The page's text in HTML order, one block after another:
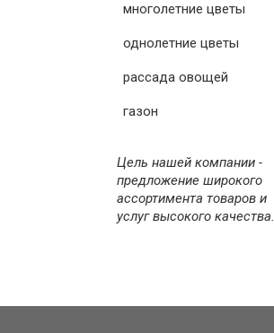
многолетние цветы
однолетние цветы
рассада овощей
газон
Цель нашей компании -
предложение широкого
ассортимента товаров и
услуг высокого качества.